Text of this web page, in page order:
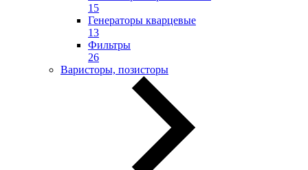
15
Генераторы кварцевые
13
Фильтры
26
Варисторы, позисторы